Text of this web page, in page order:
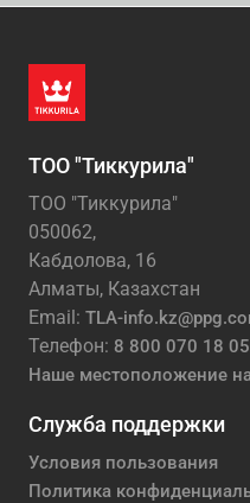
ТОО "Тиккурила"
ТОО "Тиккурила"
050062,
Кабдолова, 16
Алматы, Казахстан
Email: TLA-
Телефон: 8 800 070 18 05
Наше местоположение
Служба поддержки
Условия пользования
Политика